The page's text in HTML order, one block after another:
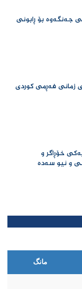
جەنگەوە بۆ ڕابونی
زمانی فەڕمی كوردی
خۆڕاگر و
و نیو سەدە
مانگ